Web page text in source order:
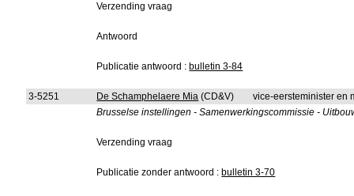
Verzending vraag
Antwoord
Publicatie antwoord : bulletin 3-84
3-5251 De Schamphelaere Mia (CD&V)
vice-eersteminister en
Brusselse instellingen - Samenwerkingscommissie -
Verzending vraag
Publicatie zonder antwoord : bulletin 3-70